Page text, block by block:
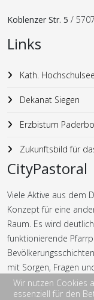
Koblenzer Str. 5 /
Links
Kath.
Dekanat Siegen
Erzbistum
Zukunftsbild für
CityPastoral
Viele Aktive aus dem
Konzept für eine
Raum. Es wird
funktionierende
mit Sorgen, Fragen
Hemmschwellen
erst entstehen lassen.
Wir nutzen Cookies
essenziell für den